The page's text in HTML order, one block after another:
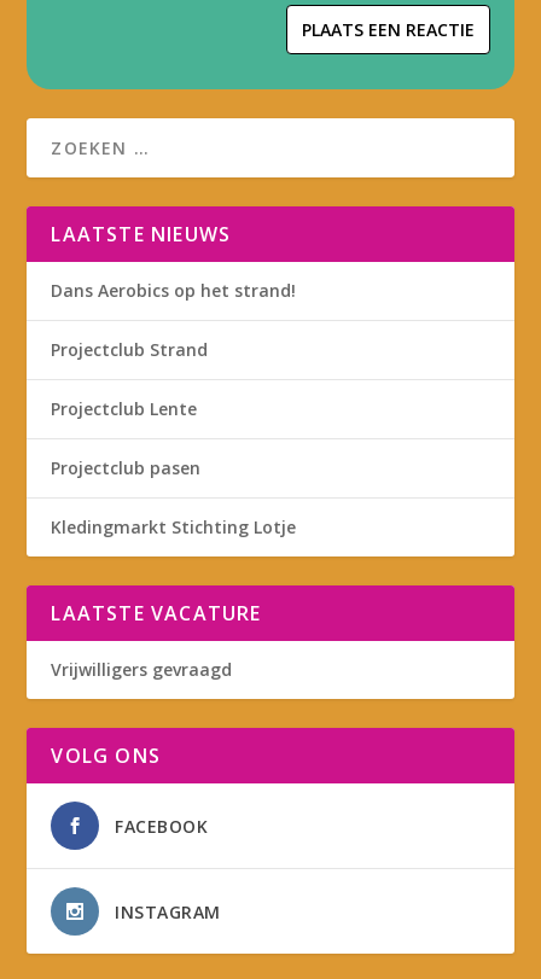
LAATSTE NIEUWS
Dans Aerobics op het strand!
Projectclub Strand
Projectclub Lente
Projectclub pasen
Kledingmarkt Stichting Lotje
LAATSTE VACATURE
Vrijwilligers gevraagd
VOLG ONS
FACEBOOK
INSTAGRAM